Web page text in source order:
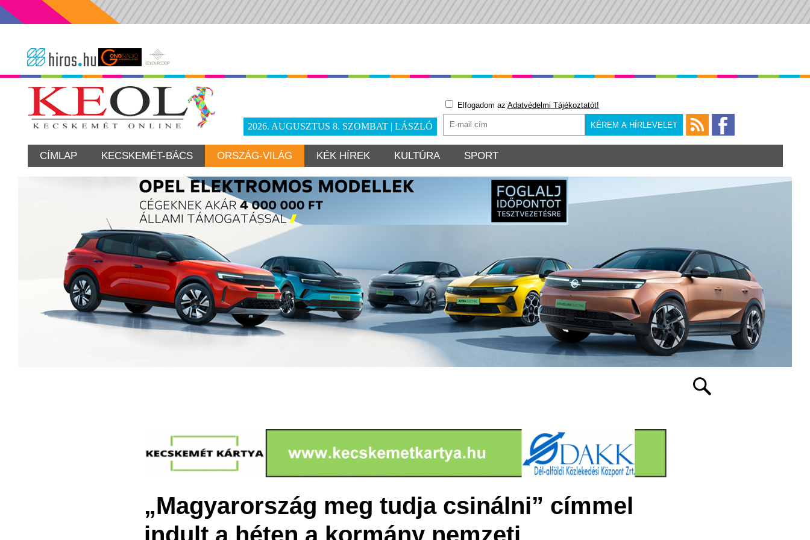
2026. AUGUSZTUS 8. SZOMBAT | LÁSZLÓ
Elfogadom az Adatvédelmi Tájékoztatót!
CÍMLAP KECSKEMÉT-BÁCS ORSZÁG-VILÁG KÉK HÍREK KULTÚRA SPORT
„Magyarország meg tudja csinálni” címmel